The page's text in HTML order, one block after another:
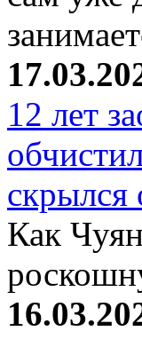
12 лет
скрылся
Как